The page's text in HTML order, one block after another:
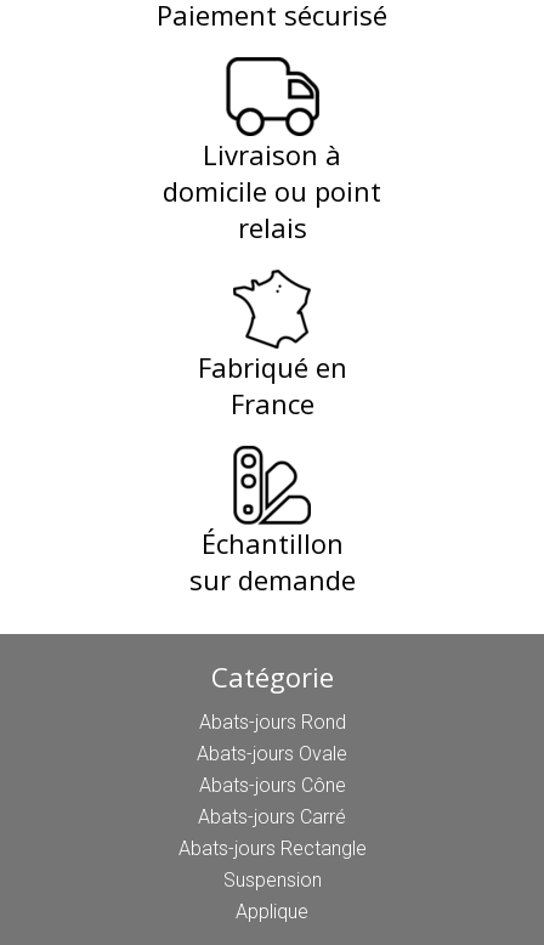
Paiement sécurisé
Livraison à
domicile ou point
relais
Fabriqué en
France
Échantillon
sur demande
Catégorie
Abats-jours Rond
Abats-jours Ovale
Abats-jours Cône
Abats-jours Carré
Abats-jours Rectangle
Suspension
Applique